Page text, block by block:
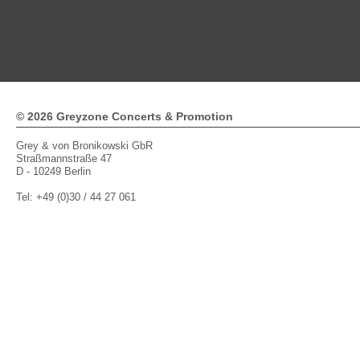
© 2026 Greyzone Concerts & Promotion
Grey & von Bronikowski GbR
Straßmannstraße 47
D - 10249 Berlin
Tel: +49 (0)30 / 44 27 061